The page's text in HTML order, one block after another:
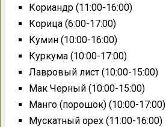
Кориандр (11:00-16:00)
Корица (6:00-17:00)
Кумин (10:00-16:00)
Куркума (10:00-17:00)
Лавровый лист (10:00-15:00)
Мак Черный (10:00-15:00)
Манго (порошок) (10:00-17:00)
Мускатный орех (11:00-16:00)